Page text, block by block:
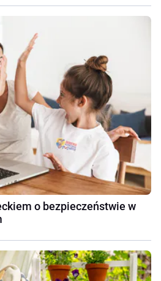
o bezpieczeństwie w